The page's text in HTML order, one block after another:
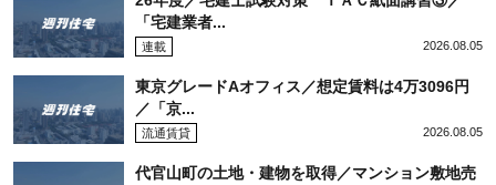
「宅建業者...
連載 2026.08.05
東京グレードAオフィス／想定賃料は4万3096円
／「京...
流通賃貸 2026.08.05
代官山町の土地・建物を取得／マンション敷地売